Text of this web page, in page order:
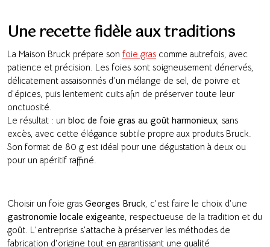
Une recette fidèle aux traditions
La Maison Bruck prépare son foie gras comme autrefois, avec
patience et précision. Les foies sont soigneusement dénervés,
délicatement assaisonnés d’un mélange de sel, de poivre et
d’épices, puis lentement cuits afin de préserver toute leur
onctuosité.
Le résultat : un bloc de foie gras au goût harmonieux , sans
excès, avec cette élégance subtile propre aux produits Bruck.
Son format de 80 g est idéal pour une dégustation à deux ou
pour un apéritif raffiné.
Choisir un foie gras Georges Bruck , c’est faire le choix d’une
gastronomie locale exigeante , respectueuse de la tradition et du
goût. L’entreprise s’attache à préserver les méthodes de
fabrication d’origine tout en garantissant une qualité